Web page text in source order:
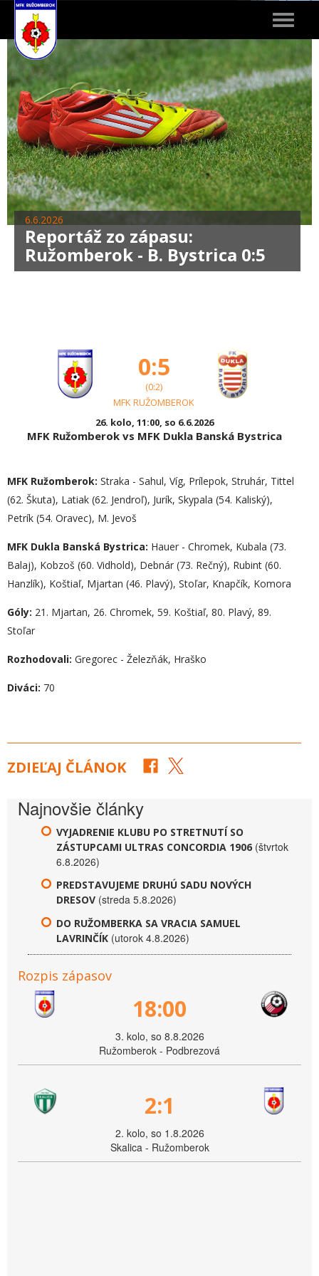
Toggle
6.6.2026
Reportáž zo zápasu:
Ružomberok - B. Bystrica 0:5
0:5
(0:2)
MFK RUŽOMBEROK
26. kolo, 11:00, so 6.6.2026
MFK Ružomberok vs MFK Dukla Banská Bystrica
MFK Ružomberok: Straka - Sahul, Víg, Prílepok, Struhár, Tittel
(62. Škuta), Latiak (62. Jendroľ), Jurík, Skypala (54. Kaliský),
Petrík (54. Oravec), M. Jevoš
MFK Dukla Banská Bystrica: Hauer - Chromek, Kubala (73.
Balaj), Kobzoš (60. Vidhold), Debnár (73. Rečný), Rubint (60.
Hanzlík), Koštiaľ, Mjartan (46. Plavý), Stoľar, Knapčík, Komora
Góly: 21. Mjartan, 26. Chromek, 59. Koštiaľ, 80. Plavý, 89.
Stoľar
Rozhodovali: Gregorec - Železňák, Hraško
Diváci: 70
ZDIEĽAJ ČLÁNOK
Najnovšie články
VYJADRENIE KLUBU PO STRETNUTÍ SO
ZÁSTUPCAMI ULTRAS CONCORDIA 1906 (štvrtok
6.8.2026)
PREDSTAVUJEME DRUHÚ SADU NOVÝCH
DRESOV (streda 5.8.2026)
DO RUŽOMBERKA SA VRACIA SAMUEL
LAVRINČÍK (utorok 4.8.2026)
Rozpis zápasov
18:00
3. kolo, so 8.8.2026
Ružomberok - Podbrezová
2:1
2. kolo, so 1.8.2026
Skalica - Ružomberok